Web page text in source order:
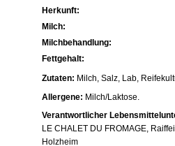
Herkunft:
Milch:
Milchbehandlung:
Fettgehalt:
Zutaten: Milch, Salz, Lab,
Allergene: Milch/Laktose.
Verantwortlicher
LE CHALET DU FROMAGE,
Holzheim